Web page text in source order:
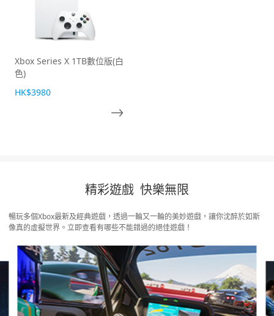
Xbox Series X 1TB數位版(白
色)
HK$3980
精彩遊戲 快樂無限
暢玩多個Xbox最新及經典遊戲，透過一輪又一輪的美妙遊戲，讓你沈醉於如斯
像真的虛擬世界。立即查看有哪些不能錯過的絕佳遊戲！